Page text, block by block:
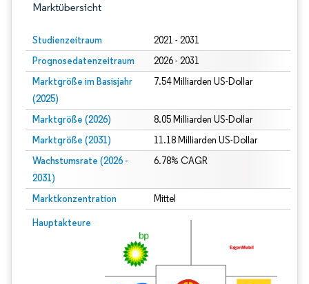
Marktübersicht
Studienzeitraum 2021 - 2031
Prognosedatenzeitraum 2026 - 2031
Marktgröße im Basisjahr
(2025)
7.54 Milliarden US-Dollar
Marktgröße (2026) 8.05 Milliarden US-Dollar
Marktgröße (2031) 11.18 Milliarden US-Dollar
Wachstumsrate (2026 -
2031)
6.78% CAGR
Marktkonzentration Mittel
Hauptakteure
Bild © Mordor Intelligence. Wiederverwendung erfordert Namensnennung